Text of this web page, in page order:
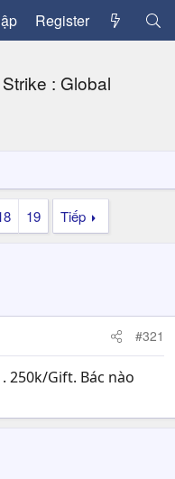
Register
: Global
19 Tiếp
#321
250k/Gift. Bác nào